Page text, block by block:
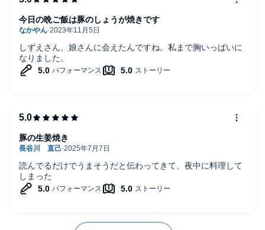
しずえさん、娘さんに会えたんですね。私まで胸いっぱいに
なりました。
今日の晩ご飯は豚のしょうが焼きです
読んでるだけでうまそうだと伝わってきて、夜中に料理して
しまった
豚の生姜焼き